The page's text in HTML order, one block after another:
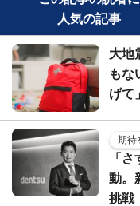
人気の記事
大地
もな
げて
期待
「
動。
挑戦